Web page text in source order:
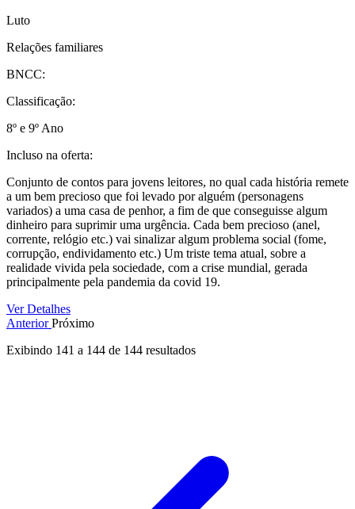
Luto
Relações familiares
BNCC:
Classificação:
8º e 9º Ano
Incluso na oferta:
Conjunto de contos para jovens leitores, no qual cada história remete
a um bem precioso que foi levado por alguém (personagens
variados) a uma casa de penhor, a fim de que conseguisse algum
dinheiro para suprimir uma urgência. Cada bem precioso (anel,
corrente, relógio etc.) vai sinalizar algum problema social (fome,
corrupção, endividamento etc.) Um triste tema atual, sobre a
realidade vivida pela sociedade, com a crise mundial, gerada
principalmente pela pandemia da covid 19.
Ver Detalhes
AnteriorPróximo
Exibindo 141 a 144 de 144 resultados